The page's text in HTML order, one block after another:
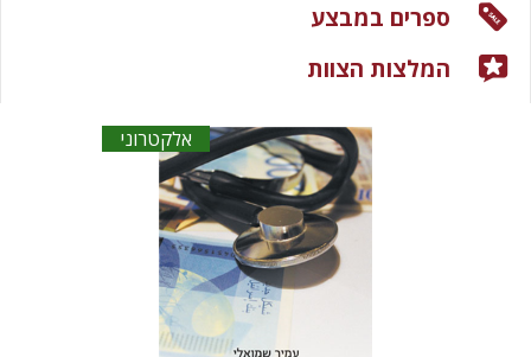
אלקטרוני
ספרים במבצע
המלצות הצוות